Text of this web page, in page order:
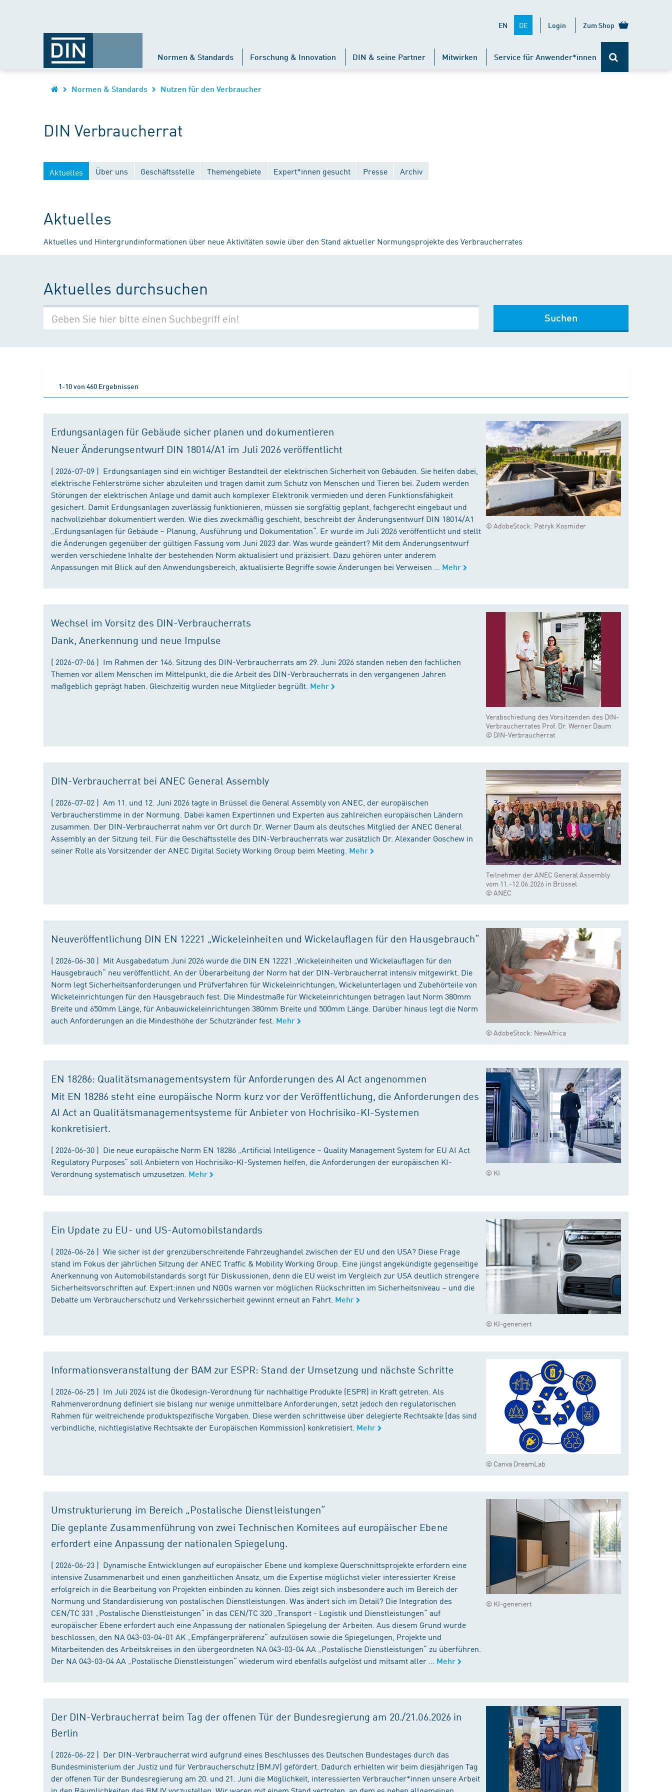
EN DE Login Zum Shop
Normen & Standards Forschung & Innovation DIN & seine Partner Mitwirken Service für Anwender*innen
Normen & Standards Nutzen für den Verbraucher
DIN Verbraucherrat
Aktuelles Über uns Geschäftsstelle Themengebiete Expert*innen gesucht Presse Archiv
Aktuelles
Aktuelles und Hintergrundinformationen über neue Aktivitäten sowie über den Stand aktueller Normungsprojekte des Verbraucherrates
Aktuelles durchsuchen
Suchen
1-10 von 460 Ergebnissen
© AdobeStock: Patryk Kosmider
Erdungsanlagen für Gebäude sicher planen und dokumentieren
Neuer Änderungsentwurf DIN 18014/A1 im Juli 2026 veröffentlicht
( 2026-07-09 ) Erdungsanlagen sind ein wichtiger Bestandteil der elektrischen Sicherheit von Gebäuden. Sie helfen dabei,
elektrische Fehlerströme sicher abzuleiten und tragen damit zum Schutz von Menschen und Tieren bei. Zudem werden
Störungen der elektrischen Anlage und damit auch komplexer Elektronik vermieden und deren Funktionsfähigkeit
gesichert. Damit Erdungsanlagen zuverlässig funktionieren, müssen sie sorgfältig geplant, fachgerecht eingebaut und
nachvollziehbar dokumentiert werden. Wie dies zweckmäßig geschieht, beschreibt der Änderungsentwurf DIN 18014/A1
„Erdungsanlagen für Gebäude – Planung, Ausführung und Dokumentation“. Er wurde im Juli 2026 veröffentlicht und stellt
die Änderungen gegenüber der gültigen Fassung vom Juni 2023 dar. Was wurde geändert? Mit dem Änderungsentwurf
werden verschiedene Inhalte der bestehenden Norm aktualisiert und präzisiert. Dazu gehören unter anderem
Anpassungen mit Blick auf den Anwendungsbereich, aktualisierte Begriffe sowie Änderungen bei Verweisen ...
Mehr
Verabschiedung des Vorsitzenden des DIN-
Verbraucherrates Prof. Dr. Werner Daum
© DIN-Verbraucherrat
Wechsel im Vorsitz des DIN-Verbraucherrats
Dank, Anerkennung und neue Impulse
( 2026-07-06 ) Im Rahmen der 146. Sitzung des DIN-Verbraucherrats am 29. Juni 2026 standen neben den fachlichen
Themen vor allem Menschen im Mittelpunkt, die die Arbeit des DIN-Verbraucherrats in den vergangenen Jahren
maßgeblich geprägt haben. Gleichzeitig wurden neue Mitglieder begrüßt. Mehr
Teilnehmer der ANEC General Assembly
vom 11.-12.06.2026 in Brüssel
© ANEC
DIN-Verbraucherrat bei ANEC General Assembly
( 2026-07-02 ) Am 11. und 12. Juni 2026 tagte in Brüssel die General Assembly von ANEC, der europäischen
Verbraucherstimme in der Normung. Dabei kamen Expertinnen und Experten aus zahlreichen europäischen Ländern
zusammen. Der DIN-Verbraucherrat nahm vor Ort durch Dr. Werner Daum als deutsches Mitglied der ANEC General
Assembly an der Sitzung teil. Für die Geschäftsstelle des DIN-Verbraucherrats war zusätzlich Dr. Alexander Goschew in
seiner Rolle als Vorsitzender der ANEC Digital Society Working Group beim Meeting. Mehr
© AdobeStock: NewAfrica
Neuveröffentlichung DIN EN 12221 „Wickeleinheiten und Wickelauflagen für den Hausgebrauch“
( 2026-06-30 ) Mit Ausgabedatum Juni 2026 wurde die DIN EN 12221 „Wickeleinheiten und Wickelauflagen für den
Hausgebrauch“ neu veröffentlicht. An der Überarbeitung der Norm hat der DIN-Verbraucherrat intensiv mitgewirkt. Die
Norm legt Sicherheitsanforderungen und Prüfverfahren für Wickeleinrichtungen, Wickelunterlagen und Zubehörteile von
Wickeleinrichtungen für den Hausgebrauch fest. Die Mindestmaße für Wickeleinrichtungen betragen laut Norm 380mm
Breite und 650mm Länge, für Anbauwickeleinrichtungen 380mm Breite und 500mm Länge. Darüber hinaus legt die Norm
auch Anforderungen an die Mindesthöhe der Schutzränder fest. Mehr
© KI
EN 18286: Qualitätsmanagementsystem für Anforderungen des AI Act angenommen
Mit EN 18286 steht eine europäische Norm kurz vor der Veröffentlichung, die Anforderungen des
AI Act an Qualitätsmanagementsysteme für Anbieter von Hochrisiko-KI-Systemen
konkretisiert.
( 2026-06-30 ) Die neue europäische Norm EN 18286 „Artificial Intelligence – Quality Management System for EU AI Act
Regulatory Purposes“ soll Anbietern von Hochrisiko-KI-Systemen helfen, die Anforderungen der europäischen KI-
Verordnung systematisch umzusetzen. Mehr
© KI-generiert
Ein Update zu EU- und US-Automobilstandards
( 2026-06-26 ) Wie sicher ist der grenzüberschreitende Fahrzeughandel zwischen der EU und den USA? Diese Frage
stand im Fokus der jährlichen Sitzung der ANEC Traffic & Mobility Working Group. Eine jüngst angekündigte gegenseitige
Anerkennung von Automobilstandards sorgt für Diskussionen, denn die EU weist im Vergleich zur USA deutlich strengere
Sicherheitsvorschriften auf. Expert:innen und NGOs warnen vor möglichen Rückschritten im Sicherheitsniveau – und die
Debatte um Verbraucherschutz und Verkehrssicherheit gewinnt erneut an Fahrt. Mehr
© Canva DreamLab
Informationsveranstaltung der BAM zur ESPR: Stand der Umsetzung und nächste Schritte
( 2026-06-25 ) Im Juli 2024 ist die Ökodesign-Verordnung für nachhaltige Produkte (ESPR) in Kraft getreten. Als
Rahmenverordnung definiert sie bislang nur wenige unmittelbare Anforderungen, setzt jedoch den regulatorischen
Rahmen für weitreichende produktspezifische Vorgaben. Diese werden schrittweise über delegierte Rechtsakte (das sind
verbindliche, nichtlegislative Rechtsakte der Europäischen Kommission) konkretisiert. Mehr
© KI-generiert
Umstrukturierung im Bereich „Postalische Dienstleistungen“
Die geplante Zusammenführung von zwei Technischen Komitees auf europäischer Ebene
erfordert eine Anpassung der nationalen Spiegelung.
( 2026-06-23 ) Dynamische Entwicklungen auf europäischer Ebene und komplexe Querschnittsprojekte erfordern eine
intensive Zusammenarbeit und einen ganzheitlichen Ansatz, um die Expertise möglichst vieler interessierter Kreise
erfolgreich in die Bearbeitung von Projekten einbinden zu können. Dies zeigt sich insbesondere auch im Bereich der
Normung und Standardisierung von postalischen Dienstleistungen. Was ändert sich im Detail? Die Integration des
CEN/TC 331 „Postalische Dienstleistungen“ in das CEN/TC 320 „Transport - Logistik und Dienstleistungen“ auf
europäischer Ebene erfordert auch eine Anpassung der nationalen Spiegelung der Arbeiten. Aus diesem Grund wurde
beschlossen, den NA 043-03-04-01 AK „Empfängerpräferenz“ aufzulösen sowie die Spiegelungen, Projekte und
Mitarbeitenden des Arbeitskreises in den übergeordneten NA 043-03-04 AA „Postalische Dienstleistungen“ zu überführen.
Der NA 043-03-04 AA „Postalische Dienstleistungen“ wiederum wird ebenfalls aufgelöst und mitsamt aller ...
Mehr
Der DIN-Verbraucherrat beim Tag der offenen Tür der Bundesregierung am 20./21.06.2026 in
Berlin
( 2026-06-22 ) Der DIN-Verbraucherrat wird aufgrund eines Beschlusses des Deutschen Bundestages durch das
Bundesministerium der Justiz und für Verbraucherschutz (BMJV) gefördert. Dadurch erhielten wir beim diesjährigen Tag
der offenen Tür der Bundesregierung am 20. und 21. Juni die Möglichkeit, interessierten Verbraucher*innen unsere Arbeit